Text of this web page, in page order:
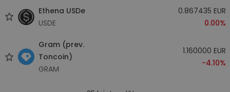
Ethena USDe
USDE
0.867435 EUR
0.00%
Gram (prev.
Toncoin)
GRAM
1.160000 EUR
-4.10%